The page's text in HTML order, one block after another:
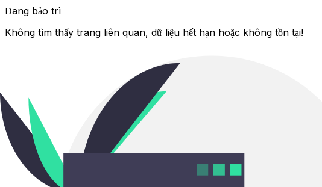
Đang bảo trì
Không tìm thấy trang liên quan, dữ liệu hết hạn hoặc không tồn tại!